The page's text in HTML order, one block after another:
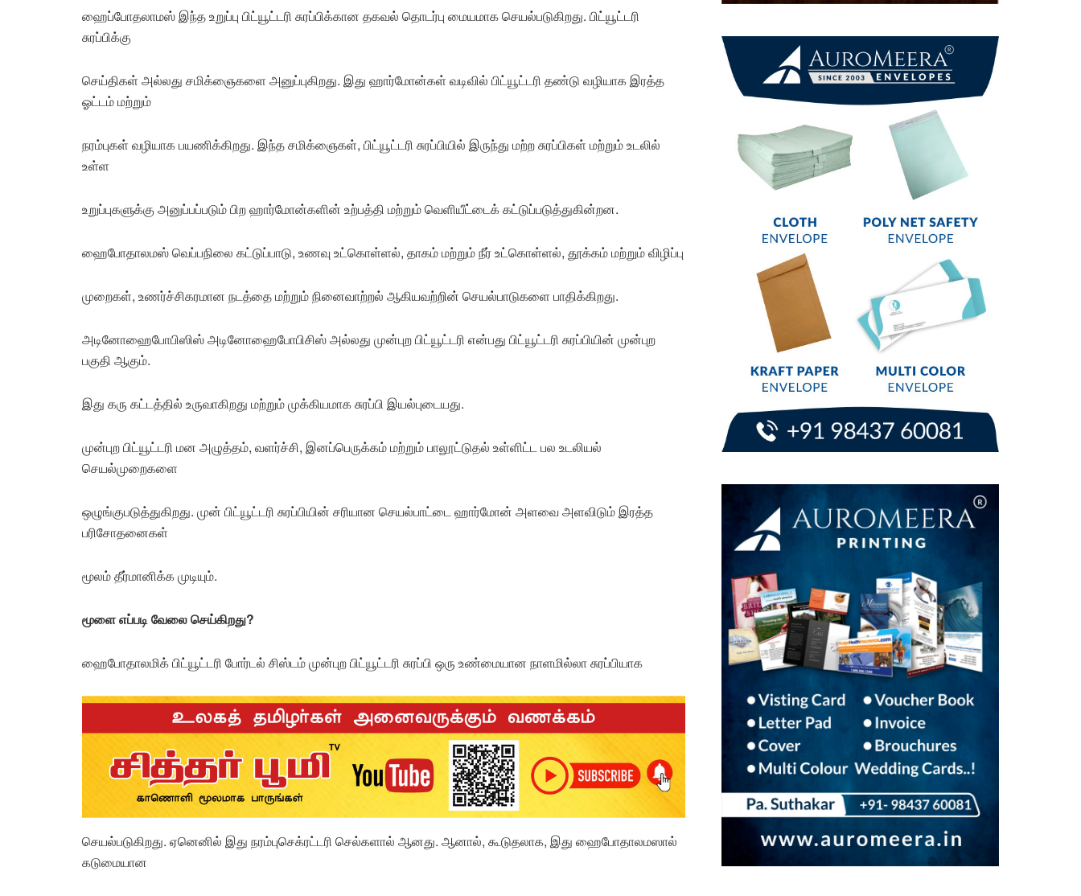
ஹைப்போதலாமஸ் இந்த உறுப்பு பிட்யூட்டரி சுரப்பிக்கான தகவல் தொடர்பு மையமாக செயல்படுகிறது. பிட்யூட்டரி
சுரப்பிக்கு
செய்திகள் அல்லது சமிக்ஞைகளை அனுப்புகிறது. இது ஹார்மோன்கள் வடிவில் பிட்யூட்டரி தண்டு வழியாக இரத்த
ஓட்டம் மற்றும்
நரம்புகள் வழியாக பயணிக்கிறது. இந்த சமிக்ஞைகள், பிட்யூட்டரி சுரப்பியில் இருந்து மற்ற சுரப்பிகள் மற்றும் உடலில்
உள்ள
உறுப்புகளுக்கு அனுப்பப்படும் பிற ஹார்மோன்களின் உற்பத்தி மற்றும் வெளியீட்டைக் கட்டுப்படுத்துகின்றன.
ஹைபோதாலமஸ் வெப்பநிலை கட்டுப்பாடு, உணவு உட்கொள்ளல், தாகம் மற்றும் நீர் உட்கொள்ளல், தூக்கம் மற்றும் விழிப்பு
முறைகள், உணர்ச்சிகரமான நடத்தை மற்றும் நினைவாற்றல் ஆகியவற்றின் செயல்பாடுகளை பாதிக்கிறது.
அடினோஹைபோபிஸிஸ் அடினோஹைபோபிசிஸ் அல்லது முன்புற பிட்யூட்டரி என்பது பிட்யூட்டரி சுரப்பியின் முன்புற
பகுதி ஆகும்.
இது கரு கட்டத்தில் உருவாகிறது மற்றும் முக்கியமாக சுரப்பி இயல்புடையது.
முன்புற பிட்யூட்டரி மன அழுத்தம், வளர்ச்சி, இனப்பெருக்கம் மற்றும் பாலூட்டுதல் உள்ளிட்ட பல உடலியல்
செயல்முறைகளை
ஒழுங்குபடுத்துகிறது. முன் பிட்யூட்டரி சுரப்பியின் சரியான செயல்பாட்டை ஹார்மோன் அளவை அளவிடும் இரத்த
பரிசோதனைகள்
மூலம் தீர்மானிக்க முடியும்.
மூளை எப்படி வேலை செய்கிறது?
ஹைபோதாலமிக் பிட்யூட்டரி போர்டல் சிஸ்டம் முன்புற பிட்யூட்டரி சுரப்பி ஒரு உண்மையான நாளமில்லா சுரப்பியாக
செயல்படுகிறது. ஏனெனில் இது நரம்புசெக்ரட்டரி செல்களால் ஆனது. ஆனால், கூடுதலாக, இது ஹைபோதாலமஸால்
கடுமையான